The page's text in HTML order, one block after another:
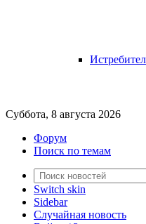
Суббота, 8 августа 2026
Форум
Поиск по темам
Switch skin
Sidebar
Случайная новость